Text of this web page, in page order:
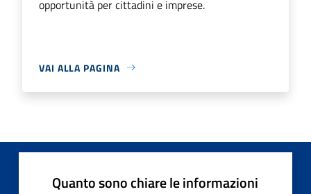
opportunità per cittadini e imprese.
VAI ALLA PAGINA
Quanto sono chiare le informazioni